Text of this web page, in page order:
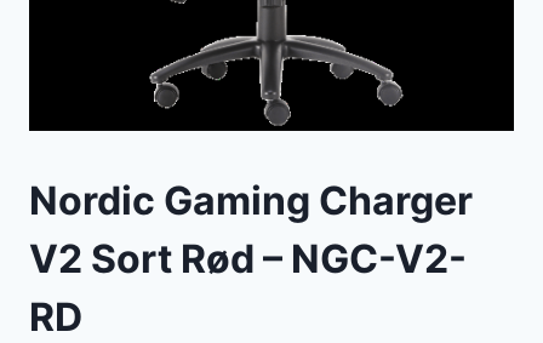
Nordic Gaming Charger
V2 Sort Rød – NGC-V2-
RD